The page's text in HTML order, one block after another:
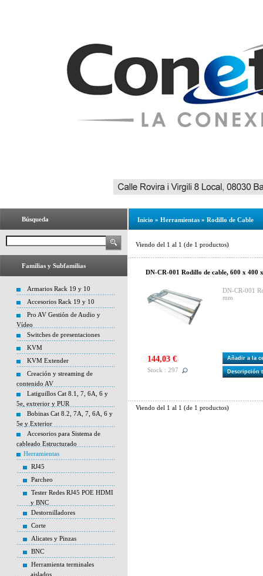
Búsqueda
Familias y Subfamilias
Armarios Rack 19 y 10
Accesorios Rack 19 y 10
Pro AV Gestión de Audio y
Vídeo
Switches de presentaciones
KVM
KVM Extender
Creación y streaming de
contenido AV
Latiguillos Cat 8.1, 7, 6A, 6 y
5e, extrerior y PUR
Bobinas Cat 8.2, 7A, 7, 6A, 6 y
5e y Exterior
Accesorios para Sistema de
cableado Estructurado
Herramientas
RJ45
Parcheo
Tester Redes RJ45 POE HDMI
y BNC
Destornilladores
Corte
Alicates y Pinzas
BNC
Herramienta terminales
aislados
Inicio » Herramientas » Rodillo de Cable
Viendo del 1 al 1 (de 1 productos)
DN-CR-001 Rodillo de cable, 600 x 400
DN-CR-001
mm
144,03 €
Stock : 297
Añadir a la
Descripción
Viendo del 1 al 1 (de 1 productos)